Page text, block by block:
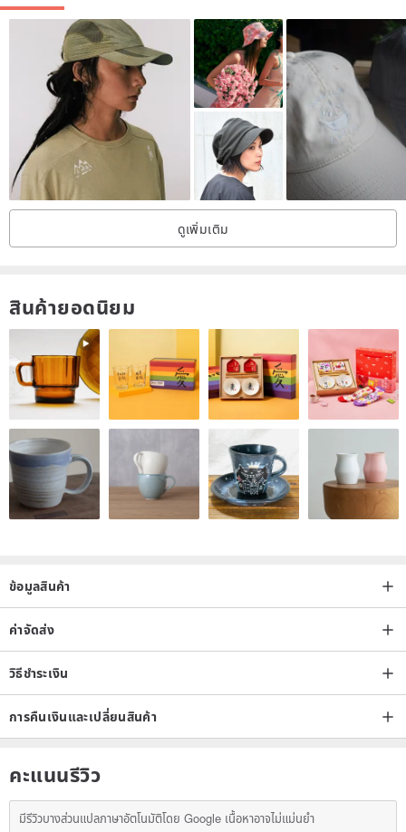
ดูเพิ่มเติม
สินค้ายอดนิยม
ข้อมูลสินค้า
ค่าจัดส่ง
วิธีชำระเงิน
การคืนเงินและเปลี่ยนสินค้า
คะแนนรีวิว
มีรีวิวบางส่วนแปลภาษาอัตโนมัติโดย Google เนื้อหาอาจไม่แม่นยำ